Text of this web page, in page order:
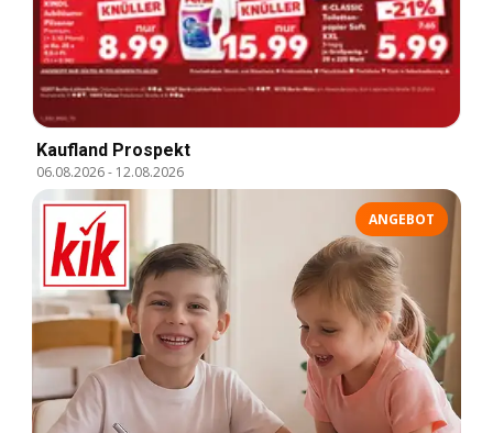
Kaufland Prospekt
06.08.2026- 12.08.2026
ANGEBOT